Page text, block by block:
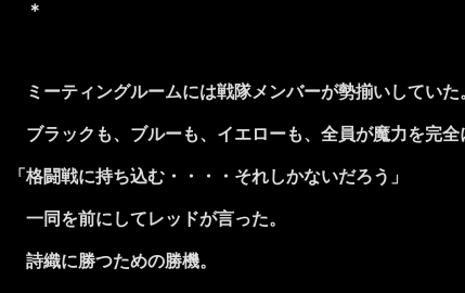
＊
ミーティングルームには戦隊メンバーが勢揃いしていた
ブラックも、ブルーも、イエローも、全員が魔力を完全
「格闘戦に持ち込む・・・・それしかないだろう」
一同を前にしてレッドが言った。
詩織に勝つための勝機。